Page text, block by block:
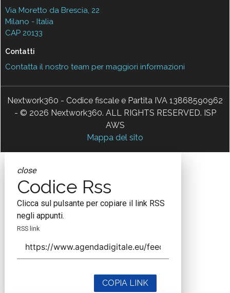
Via Moretto da Brescia, 22
Milano - Italia
CAP 20133
Contatti
Contatta il nostro team per maggiori informazioni
Nextwork360 - Codice fiscale e Partita IVA 13868590962
- © 2026 Nextwork360. ALL RIGHTS RESERVED. ISP
AWS
Mappa del sito
close
Codice Rss
Clicca sul pulsante per copiare il link RSS
negli appunti.
RSS link
COPIA LINK